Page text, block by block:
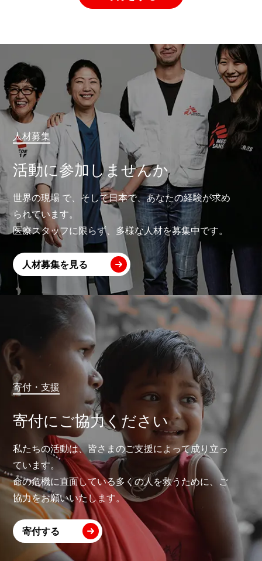
人材募集
活動に参加しませんか
世界の現場 で、そして日本で、あなたの経験が求め
られています。
医療スタッフに限らず、多様な人材を募集中です。
人材募集を見る
寄付・支援
寄付にご協力ください
私たちの活動は、皆さまのご支援によって成り立っ
ています。
命の危機に直面している多くの人を救うために、ご
協力をお願いいたします。
寄付する